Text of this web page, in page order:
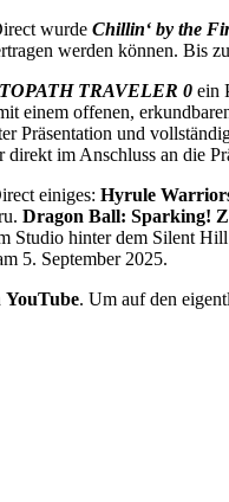
wurde Chillin‘ by the
werden können. Bis
TRAVELER 0 ein
einem offenen,
Präsentation und
direkt im Anschluss an die
einiges: Hyrule
Dragon Ball: Sparking!
Studio hinter dem Silent
5. September 2025.
YouTube. Um auf den